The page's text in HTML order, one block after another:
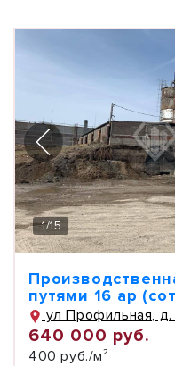
1/15
путями 16 ар
ул Профильная, д.
640 000 руб.
400 руб./м²